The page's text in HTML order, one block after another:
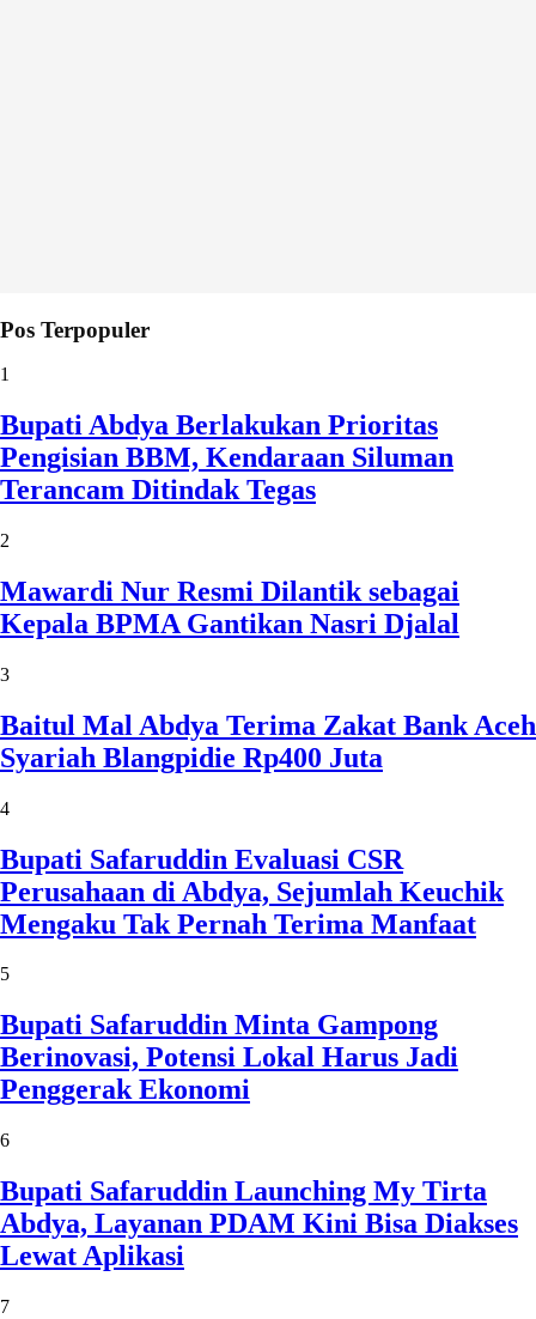
Pos Terpopuler
1
Bupati Abdya Berlakukan Prioritas
Pengisian BBM, Kendaraan Siluman
Terancam Ditindak Tegas
2
Mawardi Nur Resmi Dilantik sebagai
Kepala BPMA Gantikan Nasri Djalal
3
Baitul Mal Abdya Terima Zakat Bank Aceh
Syariah Blangpidie Rp400 Juta
4
Bupati Safaruddin Evaluasi CSR
Perusahaan di Abdya, Sejumlah Keuchik
Mengaku Tak Pernah Terima Manfaat
5
Bupati Safaruddin Minta Gampong
Berinovasi, Potensi Lokal Harus Jadi
Penggerak Ekonomi
6
Bupati Safaruddin Launching My Tirta
Abdya, Layanan PDAM Kini Bisa Diakses
Lewat Aplikasi
7